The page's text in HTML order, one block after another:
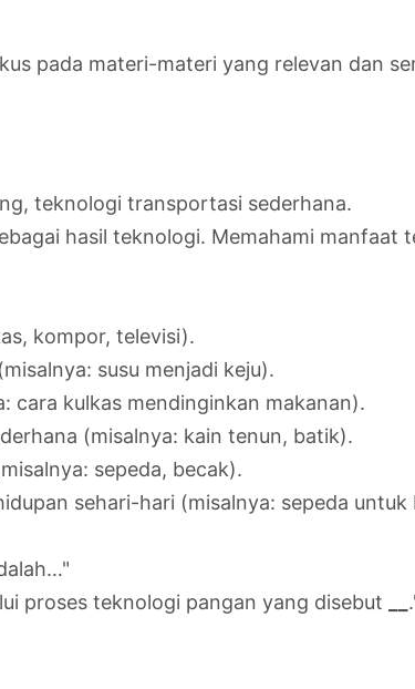
pada materi-materi yang relevan dan
teknologi transportasi sederhana.
hasil teknologi. Memahami manfaat
kompor, televisi).
susu menjadi keju).
cara kulkas mendinginkan makanan).
(misalnya: kain tenun, batik).
sepeda, becak).
sehari-hari (misalnya: sepeda untuk
proses teknologi pangan yang disebut